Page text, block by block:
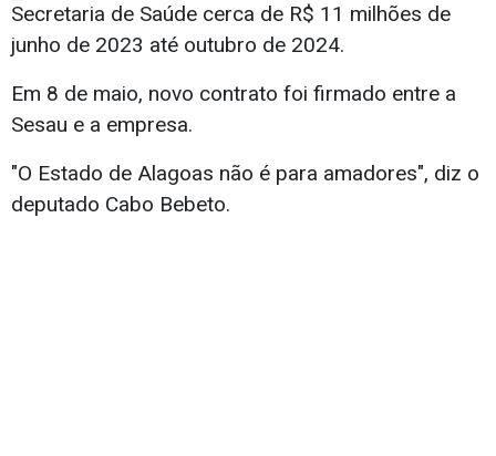
Secretaria de Saúde cerca de R$ 11 milhões de
junho de 2023 até outubro de 2024.
Em 8 de maio, novo contrato foi firmado entre a
Sesau e a empresa.
"O Estado de Alagoas não é para amadores", diz o
deputado Cabo Bebeto.